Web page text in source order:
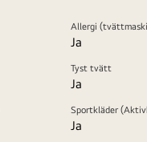
Allergi
Ja
Tyst tvätt
Ja
Sportkläder
Ja